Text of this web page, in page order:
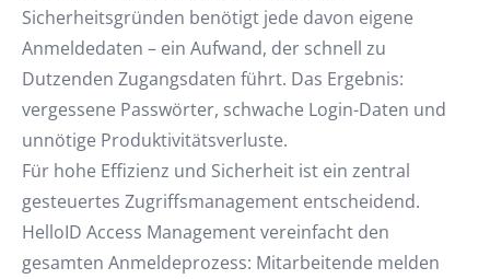
Sicherheitsgründen benötigt jede davon eigene
Anmeldedaten – ein Aufwand, der schnell zu
Dutzenden Zugangsdaten führt. Das Ergebnis:
vergessene Passwörter, schwache Login-Daten und
unnötige Produktivitätsverluste.
Für hohe Effizienz und Sicherheit ist ein zentral
gesteuertes Zugriffsmanagement entscheidend.
HelloID Access Management vereinfacht den
gesamten Anmeldeprozess: Mitarbeitende melden